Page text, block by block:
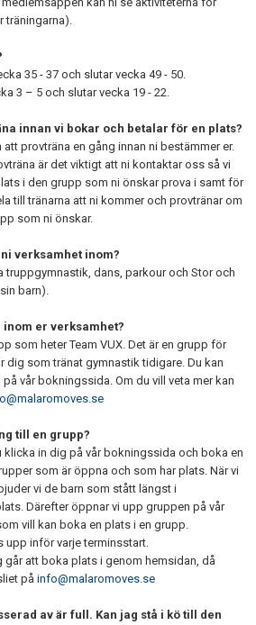
träningarna).
35 - 37 och slutar vecka 49 - 50.
3 – 5 och slutar vecka 19 - 22.
innan vi bokar och betalar för en plats?
provträna en gång innan ni bestämmer er.
är det viktigt att ni kontaktar oss så vi
i den grupp som ni önskar prova i samt för
till tränarna att ni kommer och provtränar om
som ni önskar.
verksamhet inom?
truppgymnastik, dans, parkour och Stor och
barn).
er verksamhet?
som heter Team VUX. Det är en grupp för
dig som tränat gymnastik tidigare. Du kan
vår bokningssida. Om du vill veta mer kan
till en grupp?
klicka in dig på vår bokningssida och boka en
som är öppna och som har plats. När vi
vi de barn som stått längst i
Därefter öppnar vi upp gruppen på vår
vill kan boka en plats i en grupp.
inför varje terminsstart.
går att boka plats i genom hemsidan, då
på info@malaromoves.se
av är full. Kan jag stå i kö till den